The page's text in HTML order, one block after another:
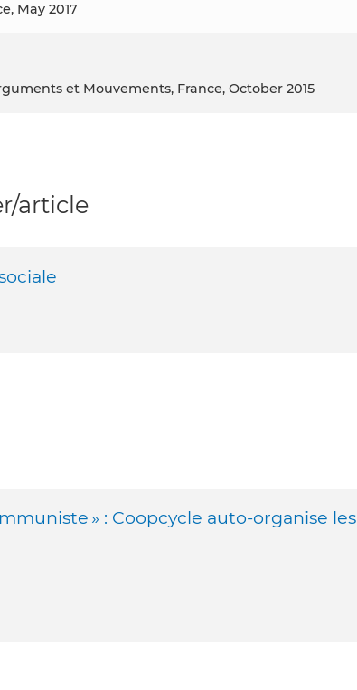
May 2017
et Mouvements, France, October 2015
article
» : Coopcycle auto-organise les